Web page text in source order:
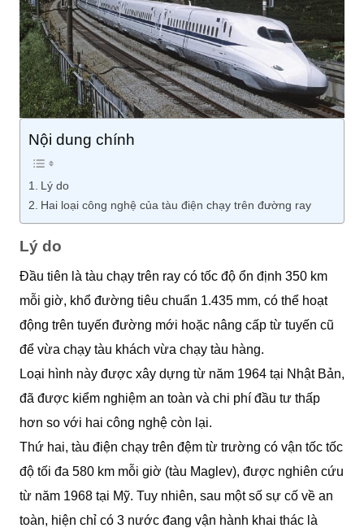
Nội dung chính
Lý do
Hai loại công nghệ của tàu điện chạy trên đường ray
Lý do
Đầu tiên là tàu chạy trên ray có tốc độ ổn định 350 km
mỗi giờ, khổ đường tiêu chuẩn 1.435 mm, có thể hoạt
động trên tuyến đường mới hoặc nâng cấp từ tuyến cũ
để vừa chạy tàu khách vừa chạy tàu hàng.
Loại hình này được xây dựng từ năm 1964 tại Nhật Bản,
đã được kiểm nghiệm an toàn và chi phí đầu tư thấp
hơn so với hai công nghệ còn lại.
Thứ hai, tàu điện chạy trên đệm từ trường có vận tốc tốc
độ tối đa 580 km mỗi giờ (tàu Maglev), được nghiên cứu
từ năm 1968 tại Mỹ. Tuy nhiên, sau một số sự cố về an
toàn, hiện chỉ có 3 nước đang vận hành khai thác là